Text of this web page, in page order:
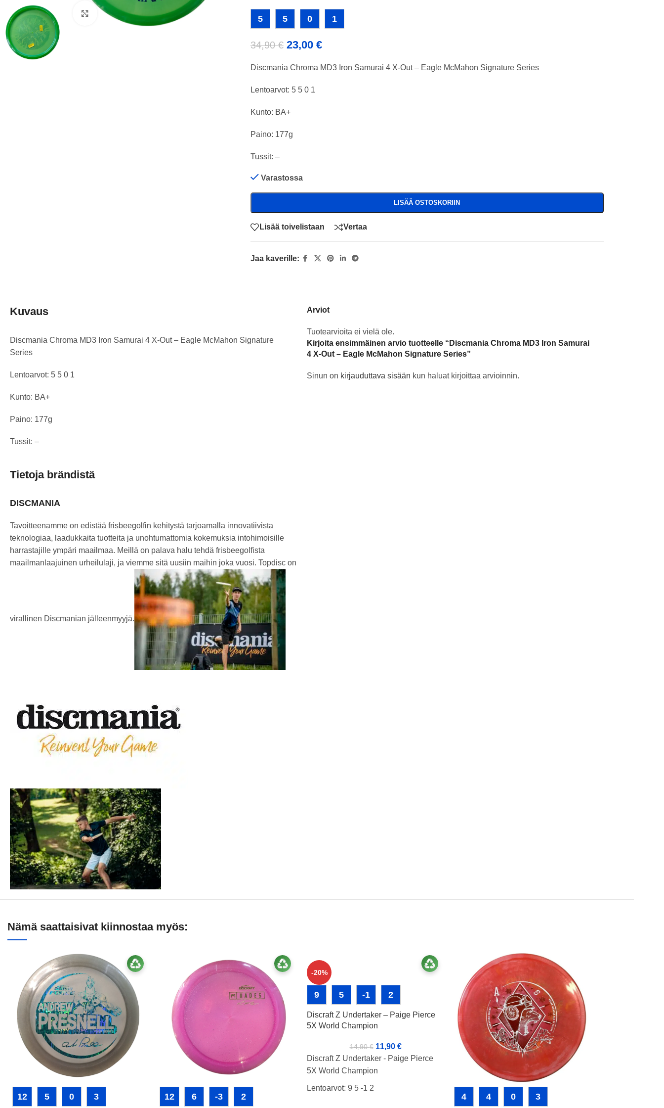
Klikkaa suuremmaksi
5 5 0 1
34,90€ 23,00 €
Discmania Chroma MD3 Iron Samurai 4 X-Out – Eagle McMahon Signature Series
Lentoarvot: 5 5 0 1
Kunto: BA+
Paino: 177g
Tussit: –
Varastossa
LISÄÄ OSTOSKORIIN
Lisää toivelistaan Vertaa
Jaa kaverille:
Kuvaus
Discmania Chroma MD3 Iron Samurai 4 X-Out – Eagle McMahon Signature
Series
Lentoarvot: 5 5 0 1
Kunto: BA+
Paino: 177g
Tussit: –
Tietoja brändistä
DISCMANIA
Tavoitteenamme on edistää frisbeegolfin kehitystä tarjoamalla innovatiivista
teknologiaa, laadukkaita tuotteita ja unohtumattomia kokemuksia intohimoisille
harrastajille ympäri maailmaa. Meillä on palava halu tehdä frisbeegolfista
maailmanlaajuinen urheilulaji, ja viemme sitä uusiin maihin joka vuosi. Topdisc on
virallinen Discmanian jälleenmyyjä.
Arviot
Tuotearvioita ei vielä ole.
Kirjoita ensimmäinen arvio tuotteelle “Discmania Chroma MD3 Iron Samurai
4 X-Out – Eagle McMahon Signature Series”
Sinun on kirjauduttava sisään kun haluat kirjoittaa arvioinnin.
Nämä saattaisivat kiinnostaa myös:
12 5 0 3 12 6 -3 2
-20%
9 5 -1 2
Discraft Z Undertaker – Paige Pierce
5X World Champion
14,90€ 11,90 €
Discraft Z Undertaker - Paige Pierce
5X World Champion
Lentoarvot: 9 5 -1 2
4 4 0 3